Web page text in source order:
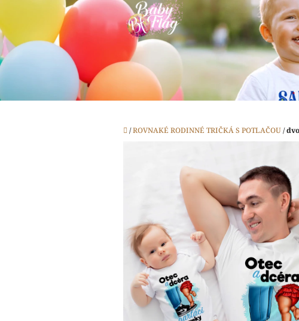
obsah
Domov
/ROVNAKÉ RODINNÉ TRIČKÁ S POTLAČOU/